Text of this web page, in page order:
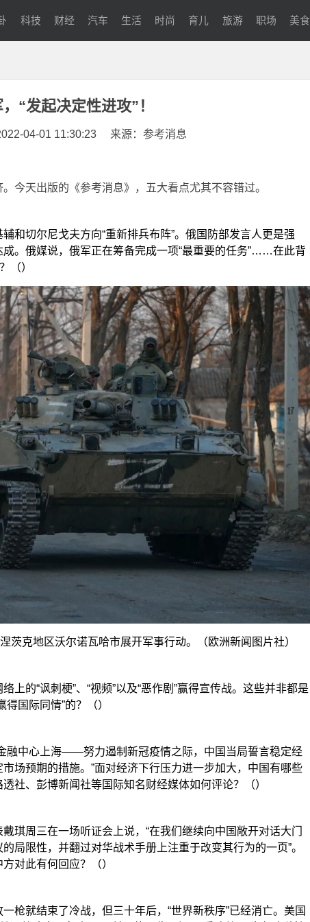
科技 财经 汽车 生活 时尚 育儿 旅游 职场 美食
“发起决定性进攻”！
04-01 11:30:23 来源：参考消息
今天出版的《参考消息》，五大看点尤其不容错过。
和切尔尼戈夫方向“重新排兵布阵”。俄国防部发言人更是强
。俄媒说，俄军正在筹备完成一项“最重要的任务”……在此背
（）
克地区沃尔诺瓦哈市展开军事行动。（欧洲新闻图片社）
上的“讽刺梗”、“视频”以及“恶作剧”赢得宣传战。这些并非都是
国际同情”的？（）
中心上海——努力遏制新冠疫情之际，中国当局誓言稳定经
场预期的措施。”面对经济下行压力进一步加大，中国有哪些
社、彭博新闻社等国际知名财经媒体如何评论？（）
琪周三在一场听证会上说，“在我们继续向中国敞开对话大门
局限性，并翻过对华战术手册上注重于改变其行为的一页”。
对此有何回应？（）
枪就结束了冷战，但三十年后，“世界新秩序”已经消亡。美国